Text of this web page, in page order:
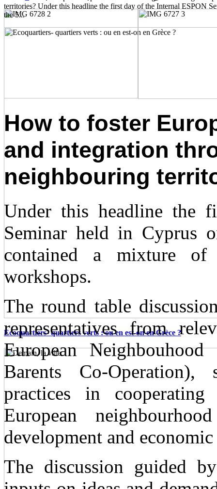
territories? Under this headline the first day of the Internal ESPON
the 5...
Ecoquartiers- quartiers verts : ou en est-on en Grèce ?
How to foster
and integration
neighbouring
Under this headline the
Seminar held in Cyprus
contained a mixture of
workshops.
The round table
representatives from
European
Barents Co-Operation),
practices in
European
development and
The discussion guided